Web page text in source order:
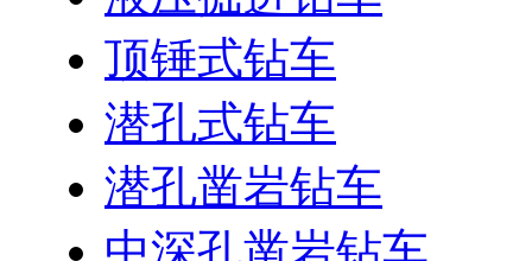
顶锤式钻车
潜孔式钻车
潜孔凿岩钻车
中深孔凿岩钻车